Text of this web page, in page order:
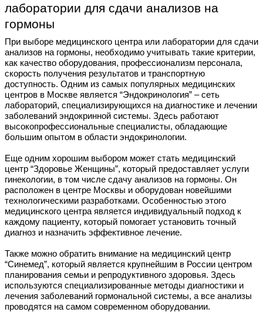
лаборатории для сдачи анализов на
гормоны
При выборе медицинского центра или лаборатории для сдачи
анализов на гормоны, необходимо учитывать такие критерии,
как качество оборудования, профессионализм персонала,
скорость получения результатов и транспортную
доступность. Одним из самых популярных медицинских
центров в Москве является “Эндокринология” – сеть
лабораторий, специализирующихся на диагностике и лечении
заболеваний эндокринной системы. Здесь работают
высокопрофессиональные специалисты, обладающие
большим опытом в области эндокринологии.
Еще одним хорошим выбором может стать медицинский
центр “Здоровье Женщины”, который предоставляет услуги
гинекологии, в том числе сдачу анализов на гормоны. Он
расположен в центре Москвы и оборудован новейшими
технологическими разработками. Особенностью этого
медицинского центра является индивидуальный подход к
каждому пациенту, который помогает установить точный
диагноз и назначить эффективное лечение.
Также можно обратить внимание на медицинский центр
“Синемед”, который является крупнейшим в России центром
планирования семьи и репродуктивного здоровья. Здесь
используются специализированные методы диагностики и
лечения заболеваний гормональной системы, а все анализы
проводятся на самом современном оборудовании.